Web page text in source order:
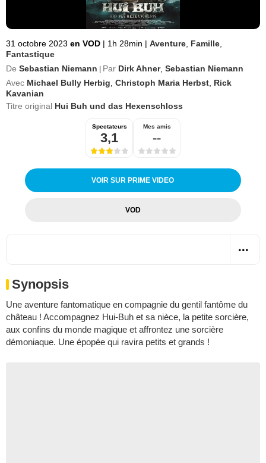
31 octobre 2023 en VOD | 1h 28min | Aventure Famille
Fantastique
De Sebastian Niemann Par Dirk Ahner, Sebastian Niemann
Avec Michael Bully Herbig Christoph Maria Herbst Rick
Kavanian
Titre original Hui Buh und das Hexenschloss
Spectateurs
3,1
Mes amis
--
VOIR SUR PRIME VIDEO
VOD
Synopsis
Une aventure fantomatique en compagnie du gentil fantôme du
château ! Accompagnez Hui-Buh et sa nièce, la petite sorcière,
aux confins du monde magique et affrontez une sorcière
démoniaque. Une épopée qui ravira petits et grands !